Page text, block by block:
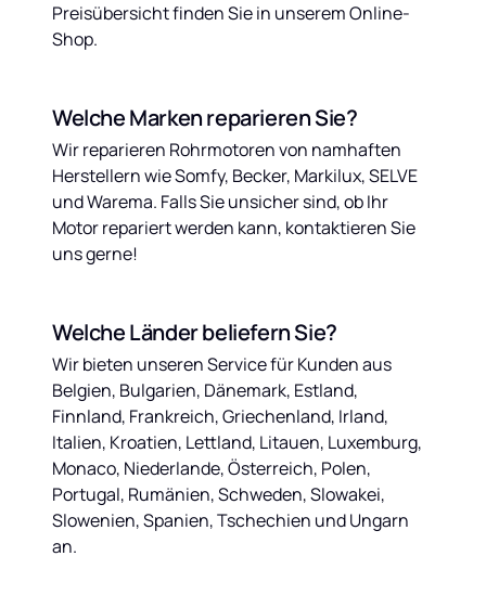
Preisübersicht finden Sie in unserem Online-
Shop.
Welche Marken reparieren Sie?
Wir reparieren Rohrmotoren von namhaften
Herstellern wie Somfy, Becker, Markilux, SELVE
und Warema. Falls Sie unsicher sind, ob Ihr
Motor repariert werden kann, kontaktieren Sie
uns gerne!
Welche Länder beliefern Sie?
Wir bieten unseren Service für Kunden aus
Belgien, Bulgarien, Dänemark, Estland,
Finnland, Frankreich, Griechenland, Irland,
Italien, Kroatien, Lettland, Litauen, Luxemburg,
Monaco, Niederlande, Österreich, Polen,
Portugal, Rumänien, Schweden, Slowakei,
Slowenien, Spanien, Tschechien und Ungarn
an.